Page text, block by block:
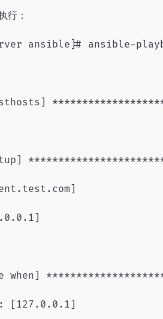
：
ansible]# ansible-
when]
[127.0.0.1]